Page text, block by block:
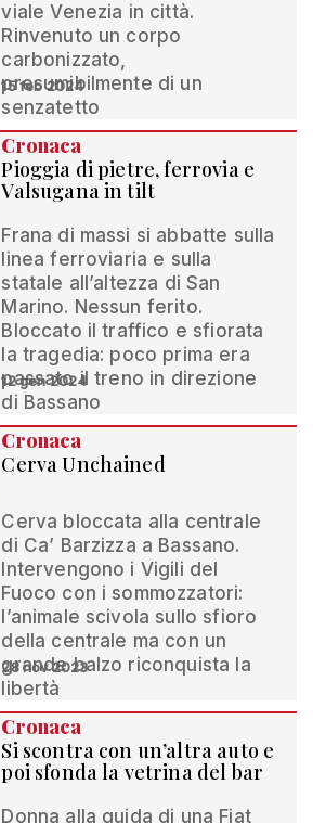
viale Venezia in città.
Rinvenuto un corpo
carbonizzato,
presumibilmente di un
senzatetto
15 feb 2024
Cronaca
Pioggia di pietre, ferrovia e
Valsugana in tilt
Frana di massi si abbatte sulla
linea ferroviaria e sulla
statale all’altezza di San
Marino. Nessun ferito.
Bloccato il traffico e sfiorata
la tragedia: poco prima era
passato il treno in direzione
di Bassano
12 gen 2024
Cronaca
Cerva Unchained
Cerva bloccata alla centrale
di Ca’ Barzizza a Bassano.
Intervengono i Vigili del
Fuoco con i sommozzatori:
l’animale scivola sullo sfioro
della centrale ma con un
grande balzo riconquista la
libertà
28 nov 2023
Cronaca
Si scontra con un’altra auto e
poi sfonda la vetrina del bar
Donna alla guida di una Fiat